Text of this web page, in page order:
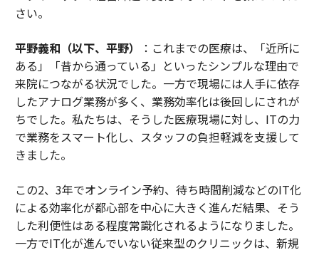
さい。
平野義和（以下、平野）
：これまでの医療は、「近所に
ある」「昔から通っている」といったシンプルな理由で
来院につながる状況でした。一方で現場には人手に依存
したアナログ業務が多く、業務効率化は後回しにされが
ちでした。私たちは、そうした医療現場に対し、ITの力
で業務をスマート化し、スタッフの負担軽減を支援して
きました。
この2、3年でオンライン予約、待ち時間削減などのIT化
による効率化が都心部を中心に大きく進んだ結果、そう
した利便性はある程度常識化されるようになりました。
一方でIT化が進んでいない従来型のクリニックは、新規